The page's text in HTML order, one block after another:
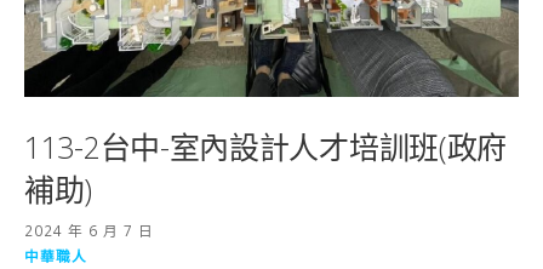
113-2台中-室內設計人才培訓班(政府
補助)
2024 年 6 月 7 日
中華職人